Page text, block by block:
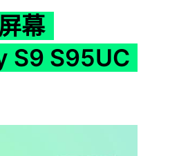
幕
S9 S95UC